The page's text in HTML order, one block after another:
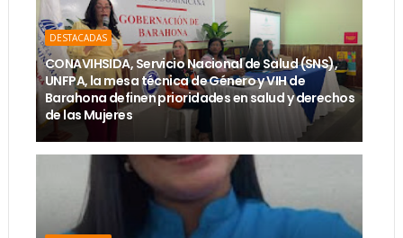
DESTACADAS
CONAVIHSIDA, Servicio Nacional de Salud (SNS),
UNFPA, la mesa técnica de Género y VIH de
Barahona definen prioridades en salud y derechos
de las Mujeres